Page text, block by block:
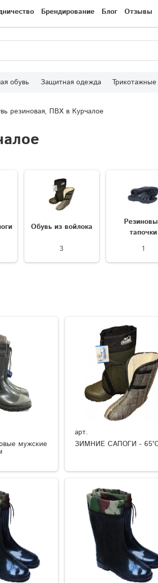
Брендирование Блог Отзывы
обувь Защитная одежда
резиновая, ПВХ в Курчалое
Обувь из войлока
3
тапочки
1
мужские
арт.
ЗИМНИЕ САПОГИ -